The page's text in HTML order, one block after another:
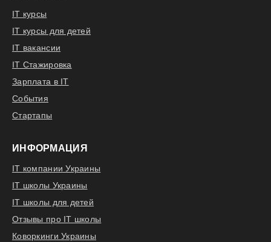
IT курсы
IT курсы для детей
IT вакансии
IT Стажировка
Зарплата в IT
События
Стартапы
ИНФОРМАЦИЯ
IT компании Украины
IT школы Украины
IT школы для детей
Отзывы про IT школы
Коворкинги Украины